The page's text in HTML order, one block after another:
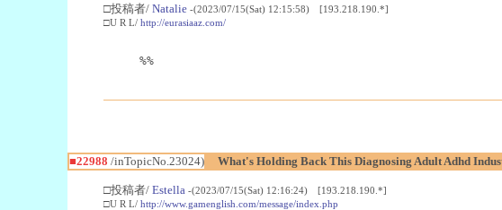
□投稿者/ Natalie -(2023/07/15(Sat) 12:15:58) [193.218.190.*]
□U R L/ http://eurasiaaz.com/
%%
■22988 /inTopicNo.23024) What's Holding Back This Diagnosing Adult Adhd
□投稿者/ Estella -(2023/07/15(Sat) 12:16:24) [193.218.190.*]
□U R L/ http://www.gamenglish.com/message/index.php